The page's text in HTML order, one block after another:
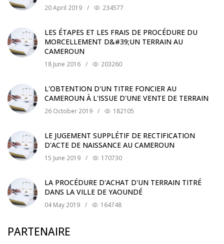
20 April 2019 / 234577
LES ÉTAPES ET LES FRAIS DE PROCÉDURE DU
MORCELLEMENT D&#39;UN TERRAIN AU
CAMEROUN
18 June 2016 / 203260
L'OBTENTION D'UN TITRE FONCIER AU
CAMEROUN À L'ISSUE D'UNE VENTE DE TERRAIN
26 October 2019 / 182105
LE JUGEMENT SUPPLÉTIF DE RECTIFICATION
D'ACTE DE NAISSANCE AU CAMEROUN
15 June 2019 / 170730
LA PROCÉDURE D'ACHAT D'UN TERRAIN TITRÉ
DANS LA VILLE DE YAOUNDÉ
04 May 2019 / 164748
PARTENAIRE